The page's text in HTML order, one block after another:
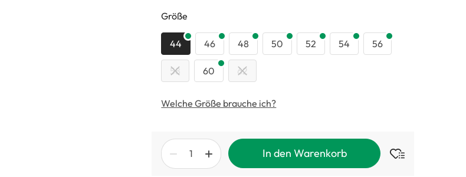
Größe
44 46 48 50 52 54 56
58 60 62
Welche Größe brauche ich?
In den Warenkorb